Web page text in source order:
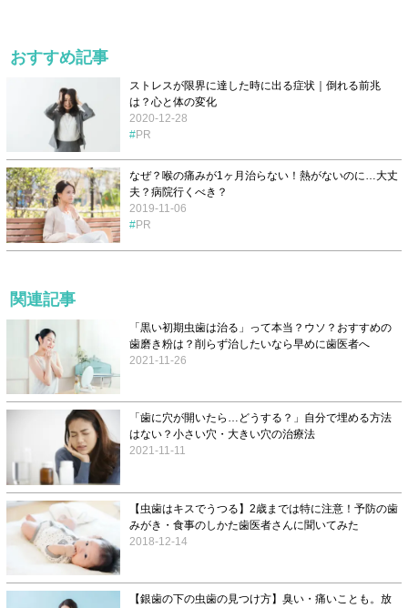
おすすめ記事
ストレスが限界に達した時に出る症状｜倒れる前兆
は？心と体の変化
2020-12-28
PR
なぜ？喉の痛みが1ヶ月治らない！熱がないのに…大丈
夫？病院行くべき？
2019-11-06
PR
関連記事
「黒い初期虫歯は治る」って本当？ウソ？おすすめの
歯磨き粉は？削らず治したいなら早めに歯医者へ
2021-11-26
「歯に穴が開いたら…どうする？」自分で埋める方法
はない？小さい穴・大きい穴の治療法
2021-11-11
【虫歯はキスでうつる】2歳までは特に注意！予防の歯
みがき・食事のしかた歯医者さんに聞いてみた
2018-12-14
【銀歯の下の虫歯の見つけ方】臭い・痛いことも。放